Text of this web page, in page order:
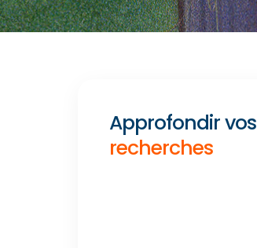
Approfondir vos
recherches